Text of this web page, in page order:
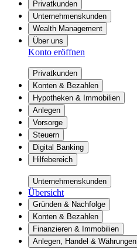
Privatkunden
Unternehmenskunden
Wealth Management
Über uns
Konto eröffnen
Privatkunden
Konten & Bezahlen
Hypotheken & Immobilien
Anlegen
Vorsorge
Steuern
Digital Banking
Hilfebereich
Unternehmenskunden
Übersicht
Gründen & Nachfolge
Konten & Bezahlen
Finanzieren & Immobilien
Anlegen, Handel & Währungen